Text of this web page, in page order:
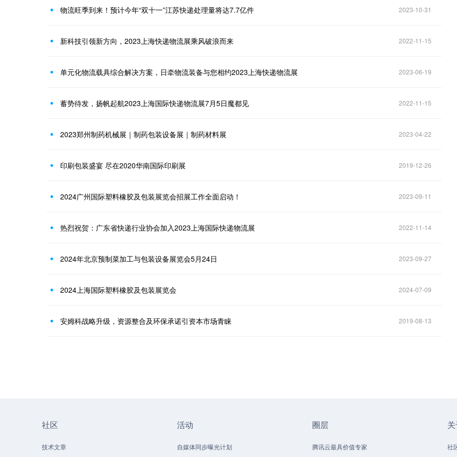
物流旺季到来！预计今年“双十一”江苏快递处理量将达7.7亿件 2023-10-31
新科技引领新方向，2023上海快递物流展乘风破浪而来 2022-11-15
单元化物流载具综合解决方案，日牵物流装备与您相约2023上海快递物流展 2023-06-19
蓄势待发，扬帆起航2023上海国际快递物流展7月5日魔都见 2022-11-15
2023郑州制药机械展｜制药包装设备展｜制药材料展 2023-04-22
印刷包装盛宴 尽在2020华南国际印刷展 2019-12-26
2024广州国际塑料橡胶及包装展览会招展工作全面启动！ 2023-09-11
热烈祝贺：广东省快递行业协会加入2023上海国际快递物流展 2022-11-14
2024年北京预制菜加工与包装设备展览会5月24日 2023-09-27
2024上海国际塑料橡胶及包装展览会 2024-07-09
安姆科战略升级，资源整合及环保承诺引资本市场青睐 2019-08-13
社区
技术文章
活动
自媒体同步曝光计划
圈层
腾讯云最具价值专家
社